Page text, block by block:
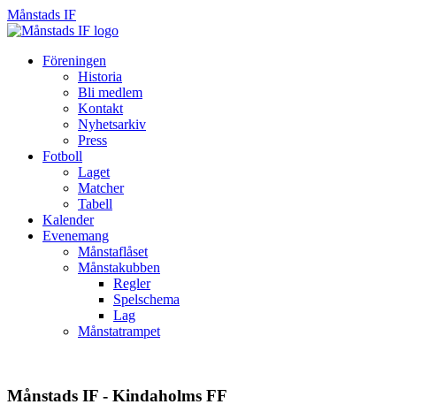
Månstads IF
Månstads
HoppaFöreningen
Historia
Bli medlem
Kontakt
Nyhetsarkiv
Press
Fotboll
Laget
Matcher
Tabell
Kalender
Evenemang
Månstaflåset
Månstakubben
Regler
Spelschema
Lag
Månstatrampet
Månstads IF - Kindaholms FF